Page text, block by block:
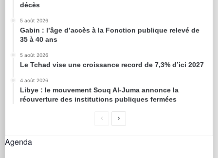
décès
5 août 2026
Gabin : l’âge d’accès à la Fonction publique relevé de
35 à 40 ans
5 août 2026
Le Tchad vise une croissance record de 7,3% d’ici 2027
4 août 2026
Libye : le mouvement Souq Al-Juma annonce la
réouverture des institutions publiques fermées
Agenda